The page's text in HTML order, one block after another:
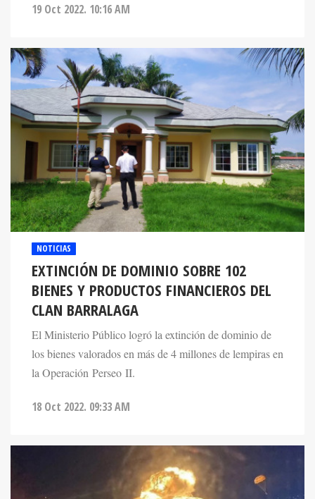
19 Oct 2022. 10:16 AM
NOTICIAS
EXTINCIÓN DE DOMINIO SOBRE 102
BIENES Y PRODUCTOS FINANCIEROS DEL
CLAN BARRALAGA
El Ministerio Público logró la extinción de dominio de
los bienes valorados en más de 4 millones de lempiras en
la Operación Perseo II.
18 Oct 2022. 09:33 AM